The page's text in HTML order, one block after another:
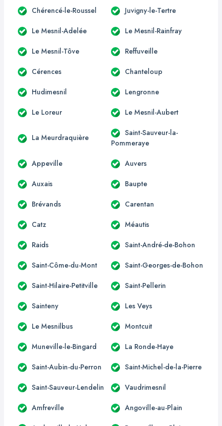
Chérencé-le-Roussel Juvigny-le-Tertre
Le Mesnil-Adelée Le Mesnil-Rainfray
Le Mesnil-Tôve Reffuveille
Cérences Chanteloup
Hudimesnil Lengronne
Le Loreur Le Mesnil-Aubert
La Meurdraquière
Saint-Sauveur-la-
Pommeraye
Appeville Auvers
Auxais Baupte
Brévands Carentan
Catz Méautis
Raids Saint-André-de-Bohon
Saint-Côme-du-Mont Saint-Georges-de-Bohon
Saint-Hilaire-Petitville Saint-Pellerin
Sainteny Les Veys
Le Mesnilbus Montcuit
Muneville-le-Bingard La Ronde-Haye
Saint-Aubin-du-Perron Saint-Michel-de-la-Pierre
Saint-Sauveur-Lendelin Vaudrimesnil
Amfreville Angoville-au-Plain